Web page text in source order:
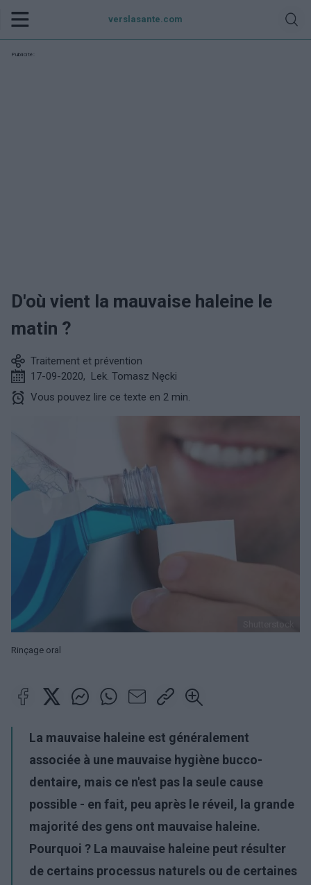
verslasante.com
Publicité:
D'où vient la mauvaise haleine le
matin ?
Traitement et prévention
17-09-2020, Lek. Tomasz Nęcki
Vous pouvez lire ce texte en 2 min.
Shutterstock
Rinçage oral
La mauvaise haleine est généralement
associée à une mauvaise hygiène bucco-
dentaire, mais ce n'est pas la seule cause
possible - en fait, peu après le réveil, la grande
majorité des gens ont mauvaise haleine.
Pourquoi ? La mauvaise haleine peut résulter
de certains processus naturels ou de certaines